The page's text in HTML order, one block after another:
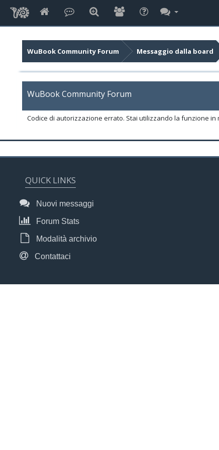
WuBook Community Forum Messaggio dalla board
WuBook Community Forum
Codice di autorizzazione errato. Stai utilizzando la funzione
QUICK LINKS
Nuovi messaggi
Forum Stats
Modalità archivio
Contattaci